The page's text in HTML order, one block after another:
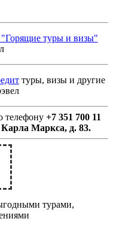
"Горящие туры и визы"
туры, визы и другие
телефону +7 351 700 11
Карла Маркса, д. 83.
турами,